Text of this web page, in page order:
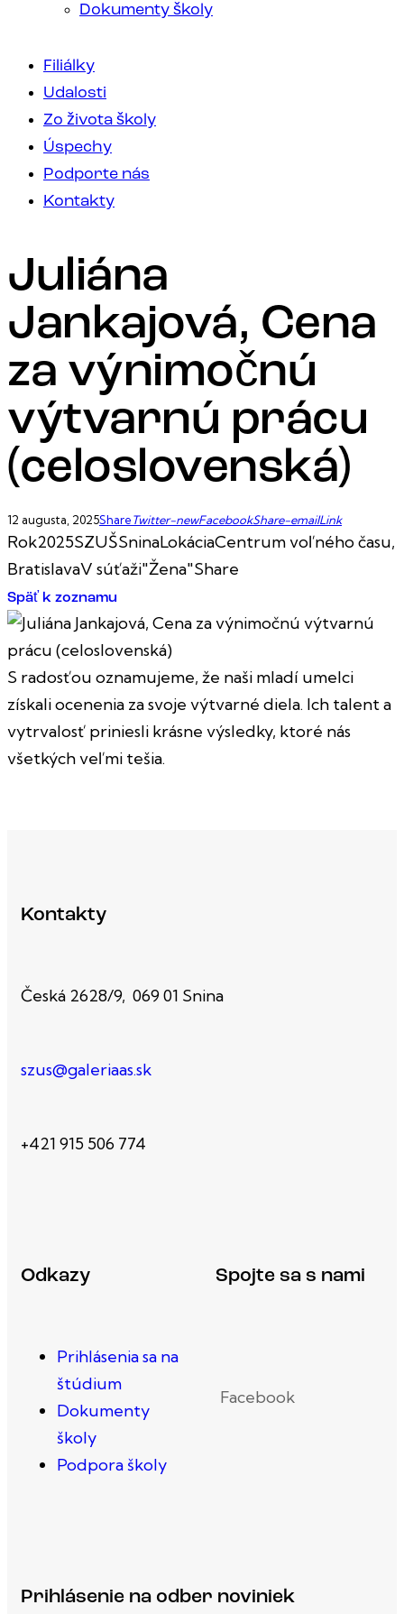
Dokumenty školy
Filiálky
Udalosti
Zo života školy
Úspechy
Podporte nás
Kontakty
Juliána
Jankajová, Cena
za výnimočnú
výtvarnú prácu
(celoslovenská)
12 augusta, 2025ShareTwitter-newFacebookShare-emailLink
Rok2025SZUŠSninaLokáciaCentrum voľného času,
BratislavaV súťaži"Žena"Share
Späť k zoznamu
S radosťou oznamujeme, že naši mladí umelci
získali ocenenia za svoje výtvarné diela. Ich talent a
vytrvalosť priniesli krásne výsledky, ktoré nás
všetkých veľmi tešia.
Kontakty
Česká 2628/9, 069 01 Snina
szus@galeriaas.sk
+421 915 506 774
Odkazy
Prihlásenia sa na
štúdium
Dokumenty
školy
Podpora školy
Spojte sa s nami
Facebook
Prihlásenie na odber noviniek